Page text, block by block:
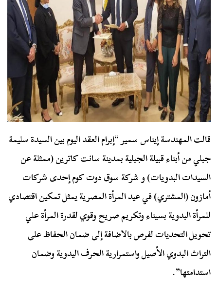
قالت المهندسة إيناس سمير “إبرام العقد اليوم بين السيدة سليمة
جبلي من أبناء قبيلة الجبلية بمدينة سانت كاترين (ممثلة عن
السيدات البدويات) و شركة سوق دوت كوم إحدى شركات
أمازون (المشتري) في عيد المرأة المصرية يمثل تمكين اقتصادي
للمرأة البدوية بسيناء وتكريم صريح وقوي لقدرة المرأة علي
تحويل التحديات لفرص بالاضافة إلى ضمان الحفاظ على
التراث البدوي الأصيل واستمرارية الحرف اليدوية وضمان
استدامتها”.